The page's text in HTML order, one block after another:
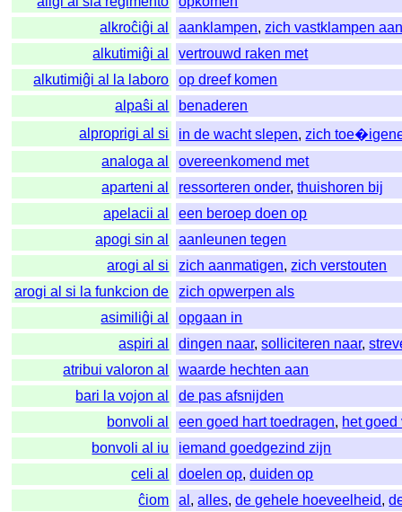
alkroĉiĝi al
aanklampen,zich vastklampen
alkutimiĝi al
vertrouwd raken met
alkutimiĝi al la laboro
op dreef komen
alpaŝi al
benaderen
alproprigi al si
in de wacht slepen,zich
analoga al
overeenkomend met
aparteni al
ressorteren onder,thuishoren bij
apelacii al
een beroep doen op
apogi sin al
aanleunen tegen
arogi al si
zich aanmatigen,zich verstouten
arogi al si la funkcion de
zich opwerpen als
asimiliĝi al
opgaan in
aspiri al
dingen naar,solliciteren naar,
atribui valoron al
waarde hechten aan
bari la vojon al
de pas afsnijden
bonvoli al
een goed hart toedragen, het
bonvoli al iu
iemand goedgezind zijn
celi al
doelen op,duiden op
ĉiom
al ,alles,de gehele hoeveelheid,